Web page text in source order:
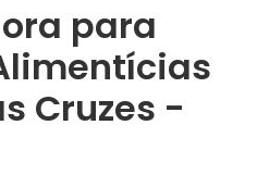
para
Cruzes -